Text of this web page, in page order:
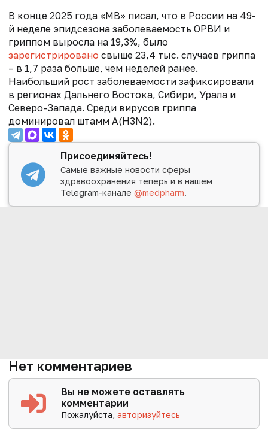
В конце 2025 года «МВ» писал, что в России на 49-
й неделе эпидсезона заболеваемость ОРВИ и
гриппом выросла на 19,3%, было
зарегистрировано свыше 23,4 тыс. случаев гриппа
– в 1,7 раза больше, чем неделей ранее.
Наибольший рост заболеваемости зафиксировали
в регионах Дальнего Востока, Сибири, Урала и
Северо-Запада. Среди вирусов гриппа
доминировал штамм A(H3N2).
Присоединяйтесь!
Самые важные новости сферы
здравоохранения теперь и в нашем
Telegram-канале@medpharm.
Нет комментариев
Вы не можете оставлять
комментарии
Пожалуйста,авторизуйтесь